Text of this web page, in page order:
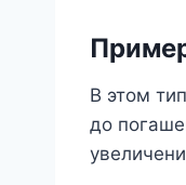
В этом
до